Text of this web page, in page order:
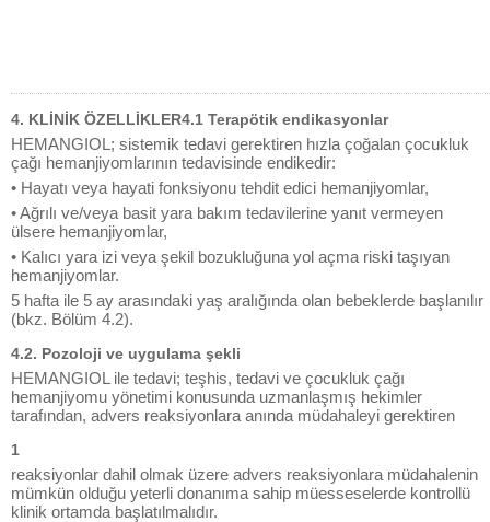
4. KLİNİK ÖZELLİKLER4.1 Terapötik endikasyonlar
HEMANGIOL; sistemik tedavi gerektiren hızla çoğalan çocukluk
çağı hemanjiyomlarının tedavisinde endikedir:
• Hayatı veya hayati fonksiyonu tehdit edici hemanjiyomlar,
• Ağrılı ve/veya basit yara bakım tedavilerine yanıt vermeyen
ülsere hemanjiyomlar,
• Kalıcı yara izi veya şekil bozukluğuna yol açma riski taşıyan
hemanjiyomlar.
5 hafta ile 5 ay arasındaki yaş aralığında olan bebeklerde başlanılır
(bkz. Bölüm 4.2).
4.2. Pozoloji ve uygulama şekli
HEMANGIOL ile tedavi; teşhis, tedavi ve çocukluk çağı
hemanjiyomu yönetimi konusunda uzmanlaşmış hekimler
tarafından, advers reaksiyonlara anında müdahaleyi gerektiren
1
reaksiyonlar dahil olmak üzere advers reaksiyonlara müdahalenin
mümkün olduğu yeterli donanıma sahip müesseselerde kontrollü
klinik ortamda başlatılmalıdır.